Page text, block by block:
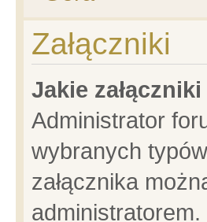
Załączniki
Jakie
Administrator
wybranych
załącznika
administratorem.